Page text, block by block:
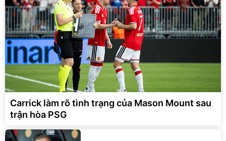
Carrick làm rõ tình trạng của Mason Mount sau
trận hòa PSG